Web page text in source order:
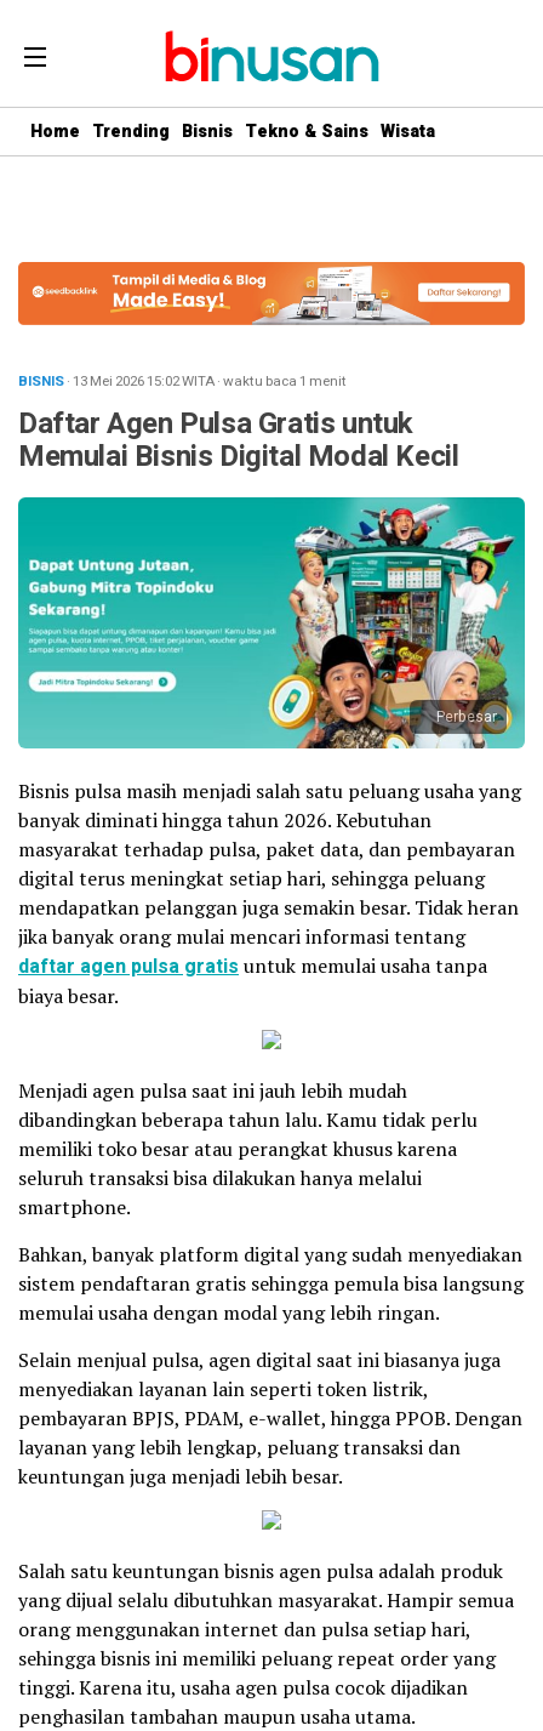
center} #geserkiri, #geserkanan { display: none } .totalpembaca {
display: none }
Home Trending Bisnis Tekno & Sains Wisata
BISNIS· 13 Mei 202615:02WITA·waktu baca 1 menit
Daftar Agen Pulsa Gratis untuk
Memulai Bisnis Digital Modal Kecil
Perbesar
Bisnis pulsa masih menjadi salah satu peluang usaha yang
banyak diminati hingga tahun 2026. Kebutuhan
masyarakat terhadap pulsa, paket data, dan pembayaran
digital terus meningkat setiap hari, sehingga peluang
mendapatkan pelanggan juga semakin besar. Tidak heran
jika banyak orang mulai mencari informasi tentang
daftar agen pulsa gratisuntuk memulai usaha tanpa
biaya besar.
Menjadi agen pulsa saat ini jauh lebih mudah
dibandingkan beberapa tahun lalu. Kamu tidak perlu
memiliki toko besar atau perangkat khusus karena
seluruh transaksi bisa dilakukan hanya melalui
smartphone.
Bahkan, banyak platform digital yang sudah menyediakan
sistem pendaftaran gratis sehingga pemula bisa langsung
memulai usaha dengan modal yang lebih ringan.
Selain menjual pulsa, agen digital saat ini biasanya juga
menyediakan layanan lain seperti token listrik,
pembayaran BPJS, PDAM, e-wallet, hingga PPOB. Dengan
layanan yang lebih lengkap, peluang transaksi dan
keuntungan juga menjadi lebih besar.
Salah satu keuntungan bisnis agen pulsa adalah produk
yang dijual selalu dibutuhkan masyarakat. Hampir semua
orang menggunakan internet dan pulsa setiap hari,
sehingga bisnis ini memiliki peluang repeat order yang
tinggi. Karena itu, usaha agen pulsa cocok dijadikan
penghasilan tambahan maupun usaha utama.